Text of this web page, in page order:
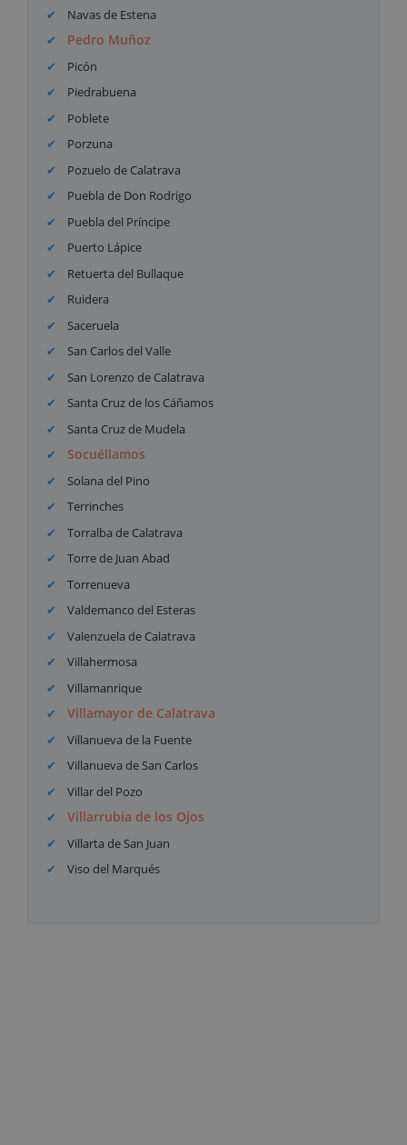
Navas de Estena
Pedro Muñoz
Picón
Piedrabuena
Poblete
Porzuna
Pozuelo de Calatrava
Puebla de Don Rodrigo
Puebla del Príncipe
Puerto Lápice
Retuerta del Bullaque
Ruidera
Saceruela
San Carlos del Valle
San Lorenzo de Calatrava
Santa Cruz de los Cáñamos
Santa Cruz de Mudela
Socuéllamos
Solana del Pino
Terrinches
Torralba de Calatrava
Torre de Juan Abad
Torrenueva
Valdemanco del Esteras
Valenzuela de Calatrava
Villahermosa
Villamanrique
Villamayor de Calatrava
Villanueva de la Fuente
Villanueva de San Carlos
Villar del Pozo
Villarrubia de los Ojos
Villarta de San Juan
Viso del Marqués